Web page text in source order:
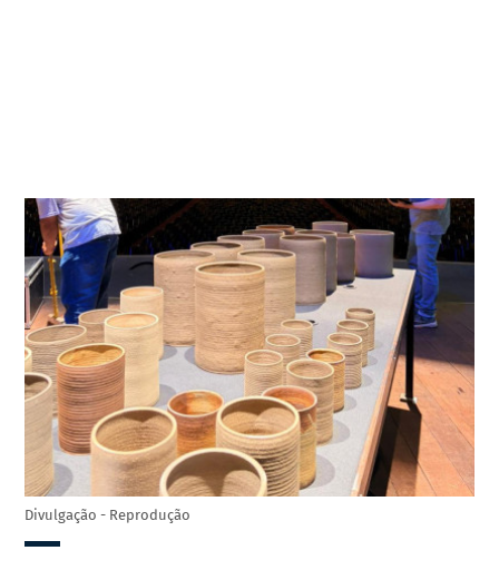
Divulgação - Reprodução